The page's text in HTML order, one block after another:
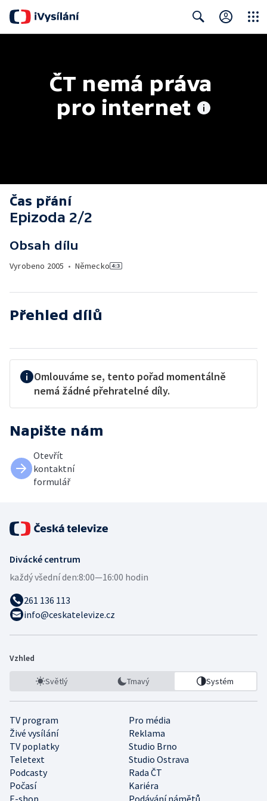
ČT nemá práva
pro internet
Čas přání
Epizoda 2/2
Obsah dílu
Vyrobeno 2005 • Německo
Přehled dílů
Omlouváme se, tento pořad momentálně
nemá žádné přehratelné díly.
Napište nám
Otevřít
kontaktní
formulář
Divácké centrum
každý všední den:8:00—16:00 hodin
261 136 113
info@ceskatelevize.cz
Vzhled
Světlý Tmavý Systém
TV program
Pro média
Živé vysílání
Reklama
TV poplatky
Studio Brno
Teletext
Studio Ostrava
Podcasty
Rada ČT
Počasí
Kariéra
E-shop
Podávání námětů